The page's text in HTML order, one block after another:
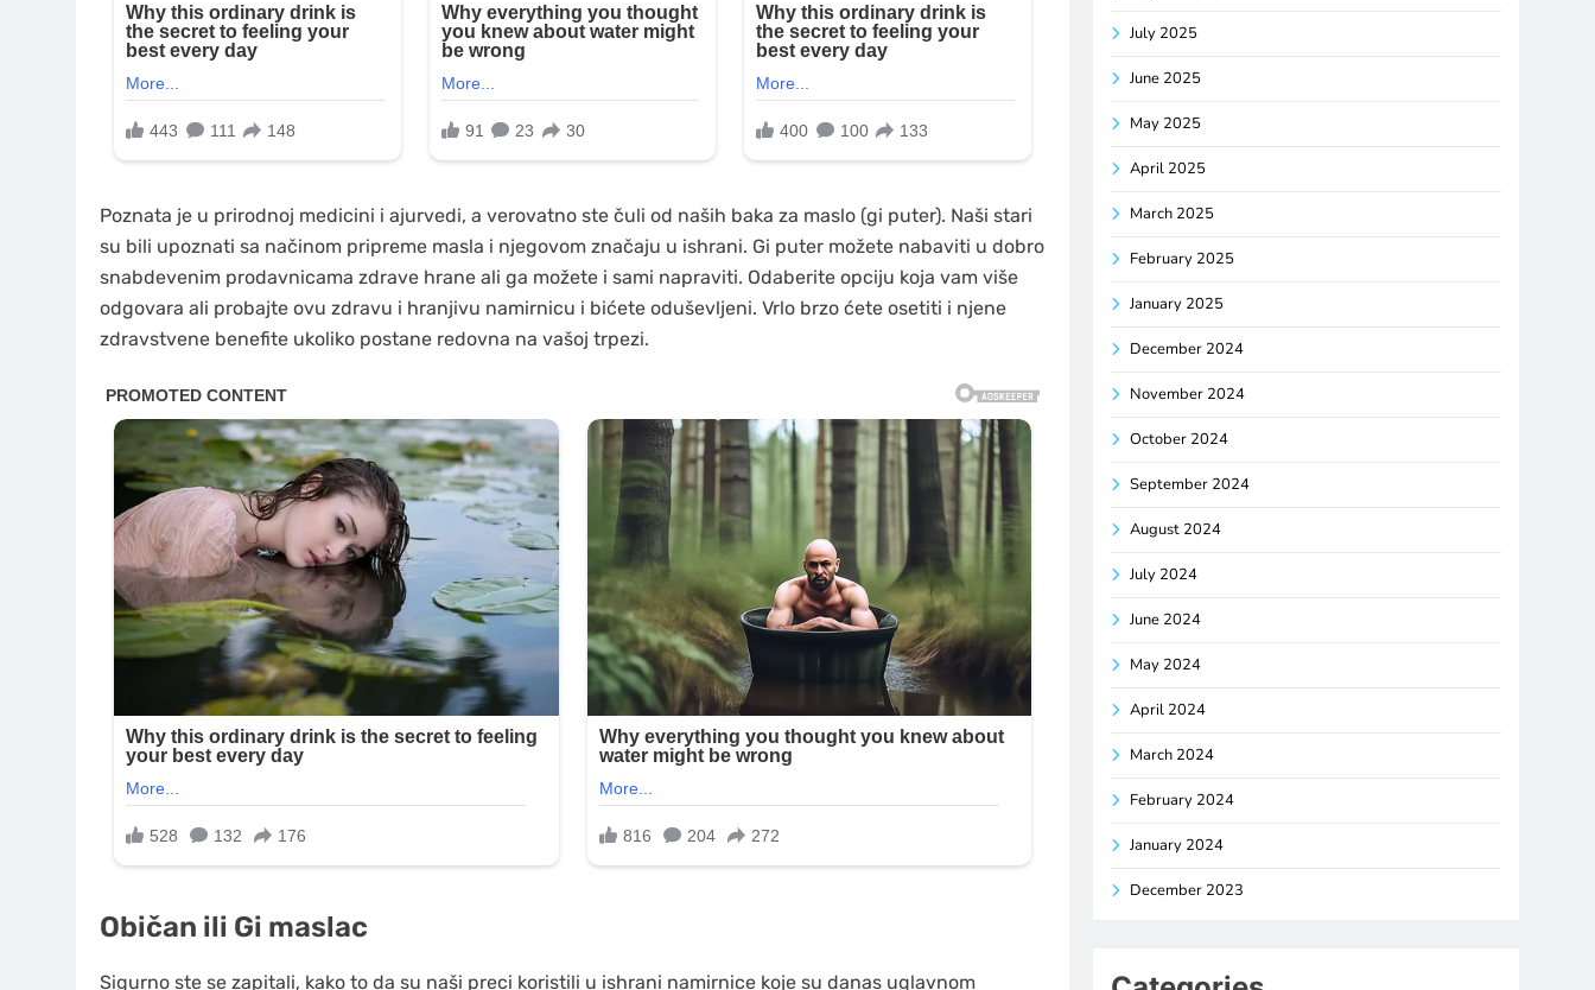
Poznata je u prirodnoj medicini i ajurvedi, a verovatno ste čuli od naših baka za maslo (gi puter). Naši stari
su bili upoznati sa načinom pripreme masla i njegovom značaju u ishrani. Gi puter možete nabaviti u dobro
snabdevenim prodavnicama zdrave hrane ali ga možete i sami napraviti. Odaberite opciju koja vam više
odgovara ali probajte ovu zdravu i hranjivu namirnicu i bićete oduševljeni. Vrlo brzo ćete osetiti i njene
zdravstvene benefite ukoliko postane redovna na vašoj trpezi.
Običan ili Gi maslac
Sigurno ste se zapitali, kako to da su naši preci koristili u ishrani namirnice koje su danas uglavnom
July 2025
June 2025
May 2025
April 2025
March 2025
February 2025
January 2025
December 2024
November 2024
October 2024
September 2024
August 2024
July 2024
June 2024
May 2024
April 2024
March 2024
February 2024
January 2024
December 2023